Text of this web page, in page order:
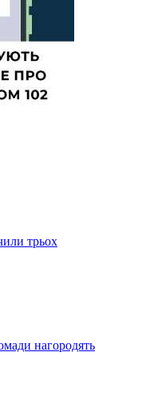
трьох
нагородять